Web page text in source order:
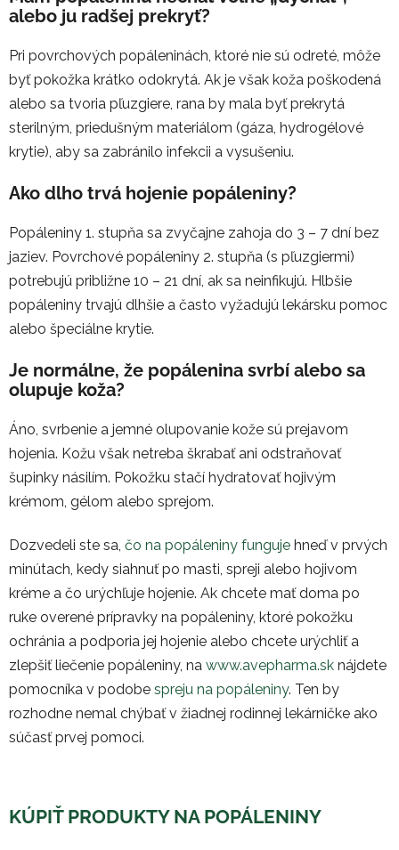
alebo ju radšej prekryť?
Pri povrchových popáleninách, ktoré nie sú odreté, môže
byť pokožka krátko odokrytá. Ak je však koža poškodená
alebo sa tvoria pľuzgiere, rana by mala byť prekrytá
sterilným, priedušným materiálom (gáza, hydrogélové
krytie), aby sa zabránilo infekcii a vysušeniu.
Ako dlho trvá hojenie popáleniny?
Popáleniny 1. stupňa sa zvyčajne zahoja do 3 – 7 dní bez
jaziev. Povrchové popáleniny 2. stupňa (s pľuzgiermi)
potrebujú približne 10 – 21 dní, ak sa neinfikujú. Hlbšie
popáleniny trvajú dlhšie a často vyžadujú lekársku pomoc
alebo špeciálne krytie.
Je normálne, že popálenina svrbí alebo sa
olupuje koža?
Áno, svrbenie a jemné olupovanie kože sú prejavom
hojenia. Kožu však netreba škrabať ani odstraňovať
šupinky násilím. Pokožku stačí hydratovať hojivým
krémom, gélom alebo sprejom.
Dozvedeli ste sa, čo na popáleniny funguje hneď v prvých
minútach, kedy siahnuť po masti, spreji alebo hojivom
kréme a čo urýchľuje hojenie. Ak chcete mať doma po
ruke overené prípravky na popáleniny, ktoré pokožku
ochránia a podporia jej hojenie alebo chcete urýchliť a
zlepšiť liečenie popáleniny, na www.avepharma.sk nájdete
pomocníka v podobe spreju na popáleniny. Ten by
rozhodne nemal chýbať v žiadnej rodinnej lekárničke ako
súčasť prvej pomoci.
KÚPIŤ PRODUKTY NA POPÁLENINY